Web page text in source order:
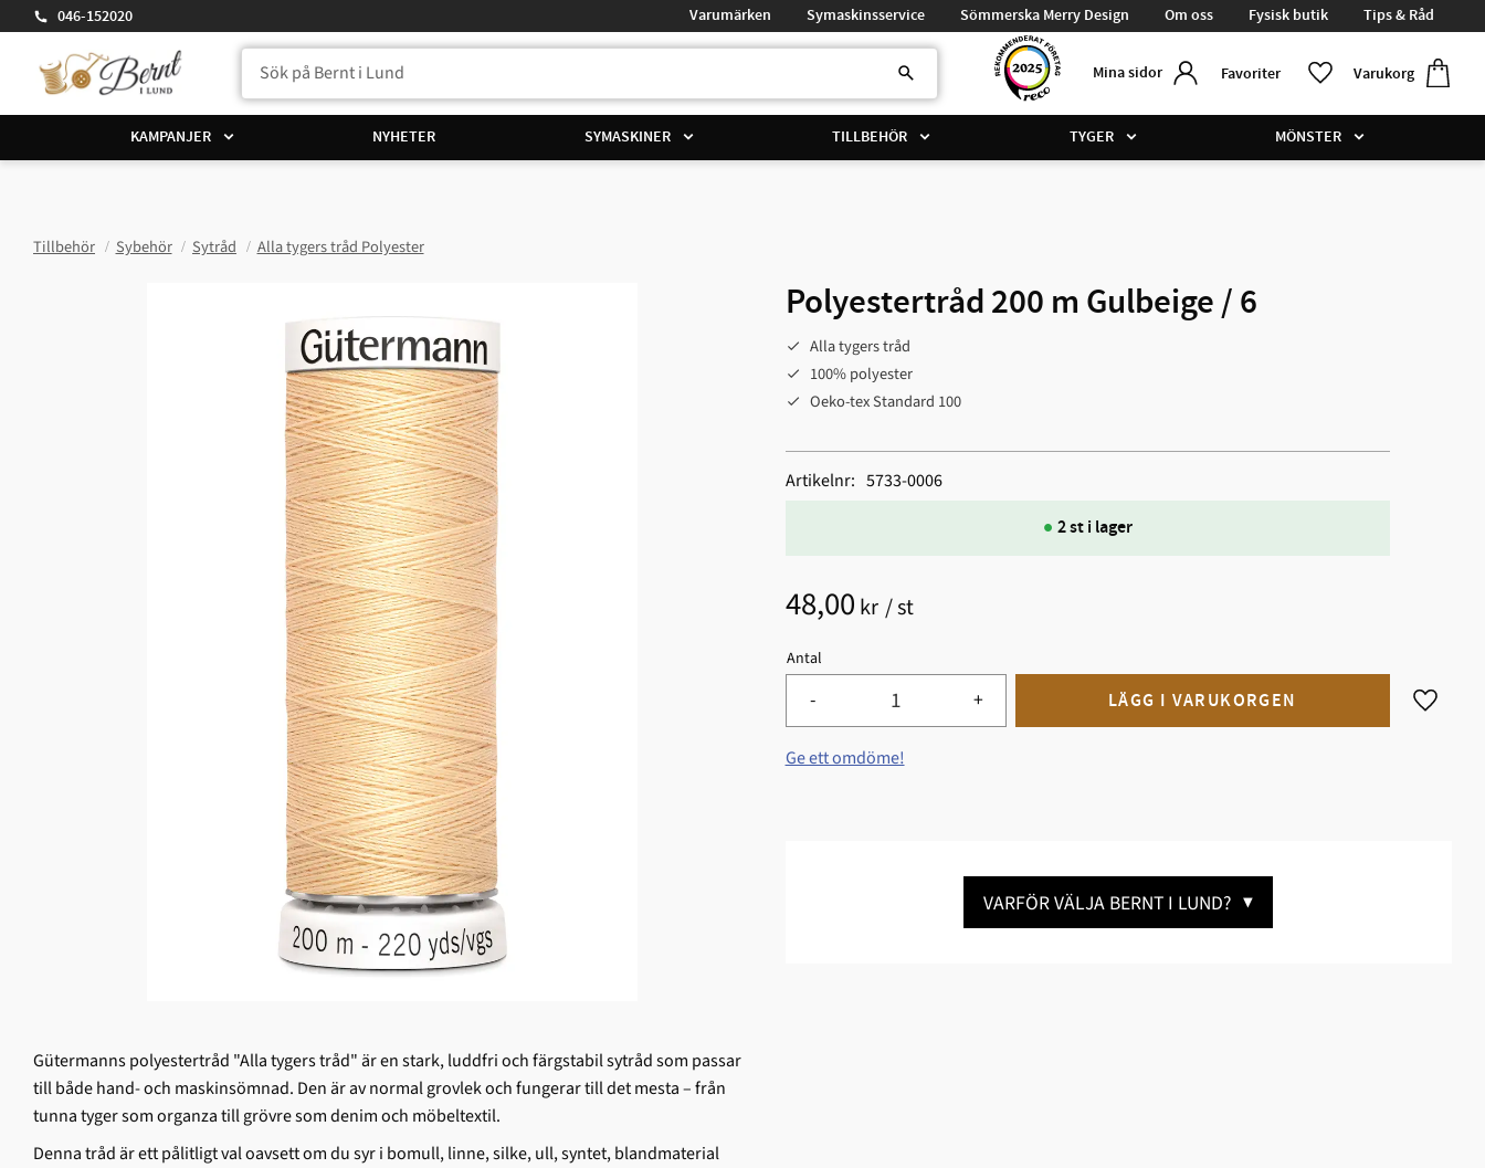
046-152020 Varumärken Symaskinsservice Sömmerska Merry Design Om oss Fysisk butik Tips & Råd
Mina sidor Favoriter Varukorg
Favoriter
KAMPANJER NYHETER SYMASKINER TILLBEHÖR TYGER MÖNSTER
Tillbehör Sybehör Sytråd Alla tygers tråd Polyester
Polyestertråd 200 m Gulbeige / 6
Alla tygers tråd
100% polyester
Oeko-tex Standard 100
48,00 kr /st
Antal
+
- Lägg
2 st i lager
Artikelnr 5733-0006
Ge ett omdöme!
VARFÖR VÄLJA BERNT I LUND? ▼
Gütermanns polyestertråd "Alla tygers tråd" är en stark, ludd­fri och färgstabil sytråd som passar
till både hand- och maskinsömnad. Den är av normal grovlek och fungerar till det mesta – från
tunna tyger som organza till grövre som denim och möbeltextil.
Denna tråd är ett pålitligt val oavsett om du syr i bomull, linne, silke, ull, syntet, blandmaterial